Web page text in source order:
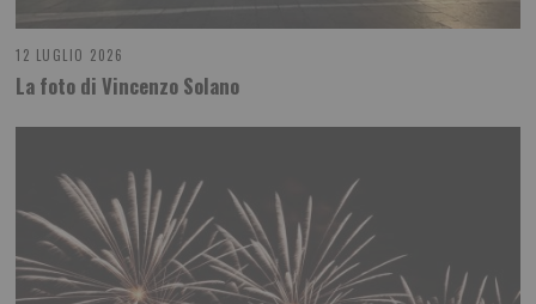
12 LUGLIO 2026
La foto di Vincenzo Solano